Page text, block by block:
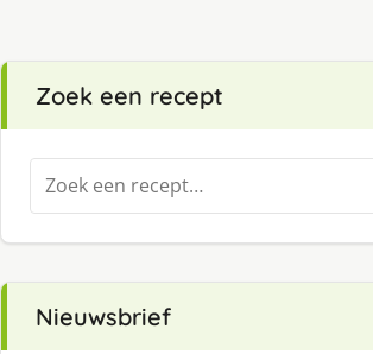
Zoek een recept
Zoeken
naar:
Nieuwsbrief